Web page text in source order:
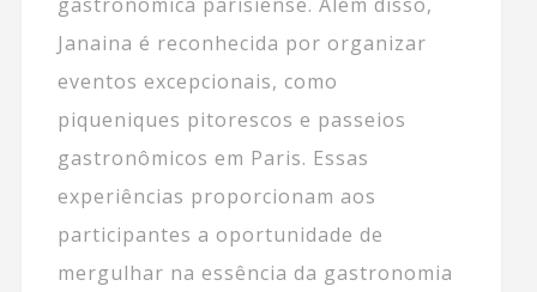
Janaina é reconhecida por organizar
eventos excepcionais, como
piqueniques pitorescos e passeios
gastronômicos em Paris. Essas
experiências proporcionam aos
participantes a oportunidade de
mergulhar na essência da gastronomia